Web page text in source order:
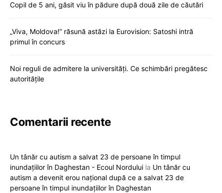
Copil de 5 ani, găsit viu în pădure după două zile de căutări
„Viva, Moldova!” răsună astăzi la Eurovision: Satoshi intră
primul în concurs
Noi reguli de admitere la universități. Ce schimbări pregătesc
autoritățile
Comentarii recente
Un tânăr cu autism a salvat 23 de persoane în timpul
inundațiilor în Daghestan - Ecoul Nordului la Un tânăr cu
autism a devenit erou național după ce a salvat 23 de
persoane în timpul inundațiilor în Daghestan